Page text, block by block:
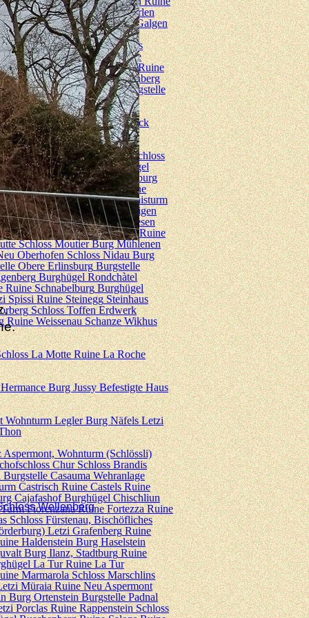
Fröschenegg Burgstelle Furlen
Burgstelle Itkon Galgen
Neu Homberg Ruine Neu
Hof Ruine Pfeffingen Schloss
III. Burg Reichenstein Ruine
Burgstelle Sissach Ruine
Mittlere Ruine Wartenberg
Schanze Witterswilerberg Burgstelle
Horburg Weiherhaus Klybeck
Altes Schloss Schloss Bipp Schloss
Bürg Burgstrelle Burg Burghügel
Ruine Chatillon Ruine Chnebelburg
Burgstelle Faulensee Ruine
Galgenhubel Turm Gefängnisturm
Burg Höchhus Schloss Holligen
Kerrenburg Schloss Kiesen
Laupen Burgstelle Malleray Ruine
Schloss Moutier Burg Mühlenen
Oberhofen Schloss Nidau Burg
Obere Erlinsburg Burgstelle
Burghügel Rondchàtel
Ruine Schnabelburg Burghügel
Spissi Ruine Steinegg Steinhaus
Schloss Toffen Erdwerk
Ruine Weissenau Schanze Wikhus
La Motte Ruine La Roche
Burg Jussy Befestigte Haus
Wohnturm Legler Burg Näfels Letzi
Aspermont, Wohnturm (Schlössli)
Chur Schloss Brandis
Burgstelle Casauma Wehranlage
Castrisch Ruine Castels Ruine
Cajafashof Burghügel Chischliun
Turm Fiorenzana Ruine Fortezza Ruine
Schloss Fürstenau, Bischöfliches
Letzi Grafenberg Ruine
Haldenstein Burg Haselstein
Burg Ilanz, Stadtburg Ruine
La Tur Ruine La Tur
Marmarola Schloss Marschlins
Müraia Ruine Neu Aspermont
Burg Ortenstein Burgstelle Padnal
Porclas Ruine Rappenstein Schloss
Wellenberg